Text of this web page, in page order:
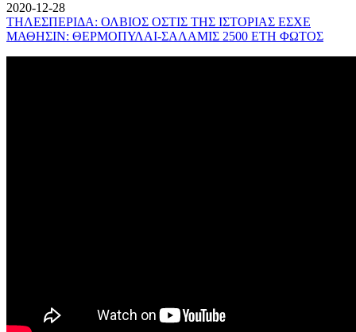
2020-12-28
ΤΗΛΕΣΠΕΡΙΔΑ: ΟΛΒΙΟΣ ΟΣΤΙΣ ΤΗΣ ΙΣΤΟΡΙΑΣ ΕΣΧΕ
ΜΑΘΗΣΙΝ: ΘΕΡΜΟΠΥΛΑΙ-ΣΑΛΑΜΙΣ 2500 ΕΤΗ ΦΩΤΟΣ